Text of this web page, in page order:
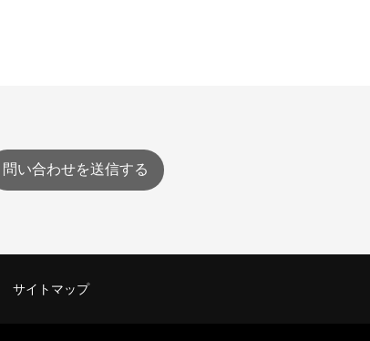
問い合わせを送信する
サイトマップ